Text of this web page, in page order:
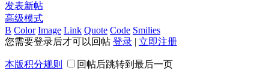
发表新帖
高级模式
B Color Image Link Quote Code Smilies
您需要登录后才可以回帖 登录 | 立即注册
本版积分规则 回帖后跳转到最后一页